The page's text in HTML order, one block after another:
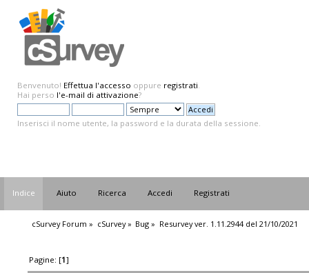
Benvenuto! Effettua l'accesso oppure registrati.
Hai perso l'e-mail di attivazione?
Inserisci il nome utente, la password e la durata della sessione.
Indice Aiuto Ricerca Accedi Registrati
cSurvey Forum » cSurvey» Bug » Resurvey ver. 1.11.2944 del 21/10/2021
Pagine: [1]